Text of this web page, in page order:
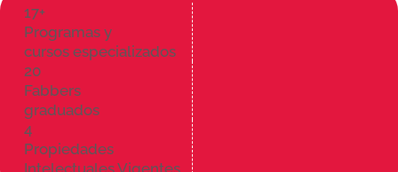
17+
Programas y
cursos especializados
20
Fabbers
graduados
4
Propiedades
Intelectuales Vigentes